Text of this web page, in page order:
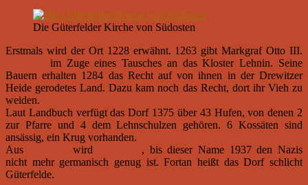
Die Güterfelder Kirche von Südosten
Erstmals wird der Ort 1228 erwähnt. 1263 gibt Markgraf Otto III.
im Zuge eines Tausches an das Kloster Lehnin. Seine
Bauern erhalten 1284 das Recht auf von ihnen in der Drewitzer
Heide gerodetes Land. Dazu kam noch das Recht, dort ihr Vieh zu
weiden.
Laut Landbuch verfügt das Dorf 1375 über 43 Hufen, von denen 2
zur Pfarre und 4 dem Lehnschulzen gehören. 6 Kossäten sind
ansässig, ein Krug vorhanden.
Aus
Jutergotzwird
, bis dieser Name 1937 den Nazis
nicht mehr germanisch genug ist. Fortan heißt das Dorf schlicht
Güterfelde.